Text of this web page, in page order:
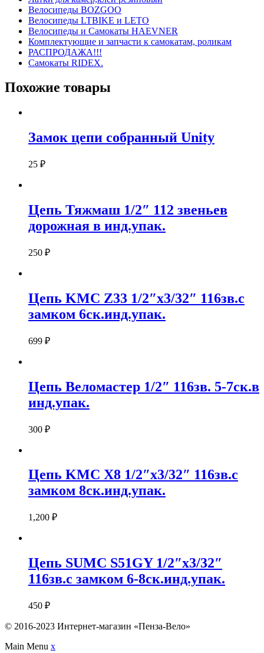
Велосипеды BOZGOO
Велосипеды LTBIKE и LETO
Велосипеды и Самокаты HAEVNER
Комплектующие и запчасти к самокатам, роликам
РАСПРОДАЖА!!!
Самокаты RIDEX.
Похожие товары
Замок цепи собранный Unity
25 ₽
Цепь Тяжмаш 1/2″ 112 звеньев
дорожная в инд.упак.
250 ₽
Цепь KMC Z33 1/2″х3/32″ 116зв.с
замком 6ск.инд.упак.
699 ₽
Цепь Веломастер 1/2″ 116зв. 5-7ск.в
инд.упак.
300 ₽
Цепь KMC X8 1/2″х3/32″ 116зв.с
замком 8ск.инд.упак.
1,200 ₽
Цепь SUMC S51GY 1/2″х3/32″
116зв.с замком 6-8ск.инд.упак.
450 ₽
© 2016-2023 Интернет-магазин «Пенза-Вело»
Main Menu x